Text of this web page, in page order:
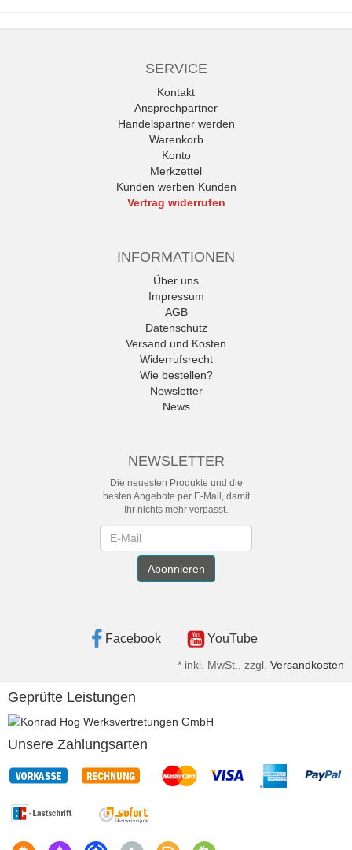
SERVICE
Kontakt
Ansprechpartner
Handelspartner werden
Warenkorb
Konto
Merkzettel
Kunden werben Kunden
Vertrag widerrufen
INFORMATIONEN
Über uns
Impressum
AGB
Datenschutz
Versand und Kosten
Widerrufsrecht
Wie bestellen?
Newsletter
News
NEWSLETTER
Die neuesten Produkte und die
besten Angebote per E-Mail, damit
Ihr nichts mehr verpasst.
Abonnieren
Facebook YouTube
* inkl. MwSt., zzgl. Versandkosten
Geprüfte Leistungen
Unsere Zahlungsarten